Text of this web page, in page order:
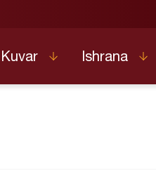
Kuvar Ishrana